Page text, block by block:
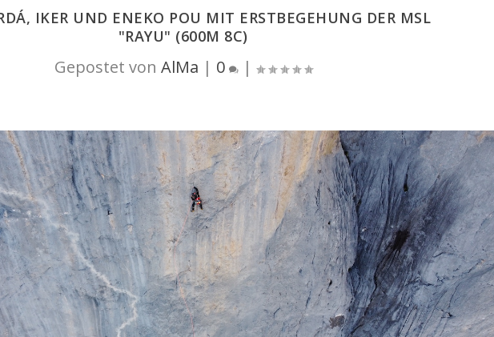
IKER UND ENEKO POU MIT ERSTBEGEHUNG DER MSL
"RAYU" (600M 8C)
Gepostet von AlMa | 0 |